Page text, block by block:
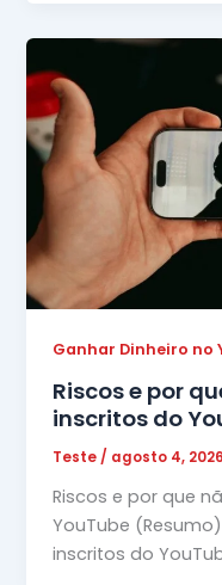
Ganhar Dinheiro no
Riscos e por
inscritos do
Teste / agosto 4, 2026
Riscos e por que
YouTube
inscritos do